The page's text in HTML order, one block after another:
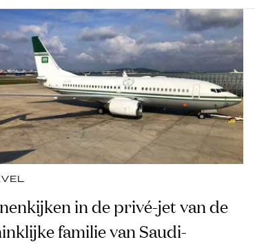
in de privé-jet van de
familie van Saudi-